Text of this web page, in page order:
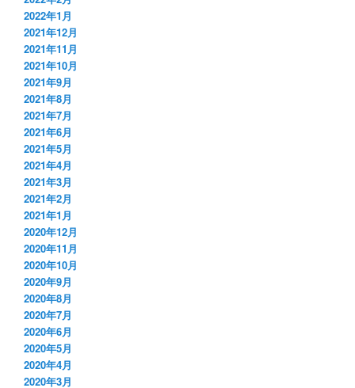
2022年1月
2021年12月
2021年11月
2021年10月
2021年9月
2021年8月
2021年7月
2021年6月
2021年5月
2021年4月
2021年3月
2021年2月
2021年1月
2020年12月
2020年11月
2020年10月
2020年9月
2020年8月
2020年7月
2020年6月
2020年5月
2020年4月
2020年3月